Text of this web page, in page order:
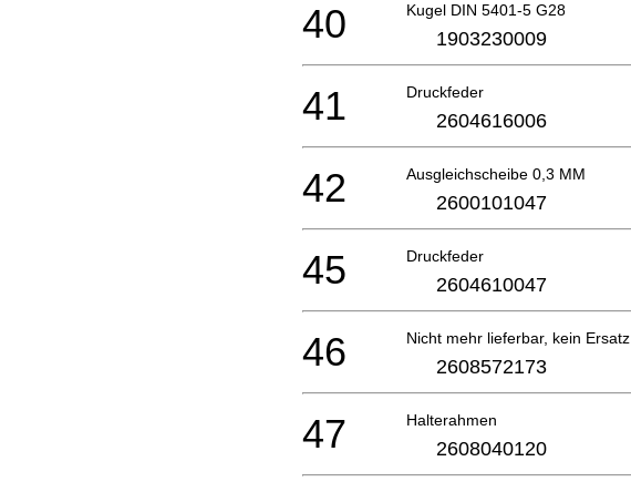
Kugel DIN 5401-5 G28
40 1903230009
Druckfeder
41 2604616006
Ausgleichscheibe 0,3 MM
42 2600101047
Druckfeder
45 2604610047
Nicht mehr lieferbar, kein Ersatz
46 2608572173
Halterahmen
47 2608040120